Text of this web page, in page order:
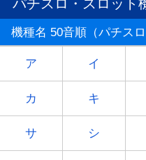
パチスロ・スロット
機種名 50音順（パチスロ
ア イ
カ キ
サ シ